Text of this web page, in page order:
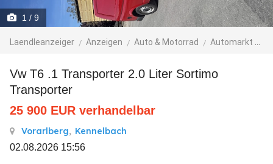
1 / 9
Laendleanzeiger Anzeigen Auto & Motorrad Automarkt
Vw T6 .1 Transporter 2.0 Liter Sortimo
Transporter
25 900 EUR verhandelbar
Vorarlberg, Kennelbach
02.08.2026 15:56